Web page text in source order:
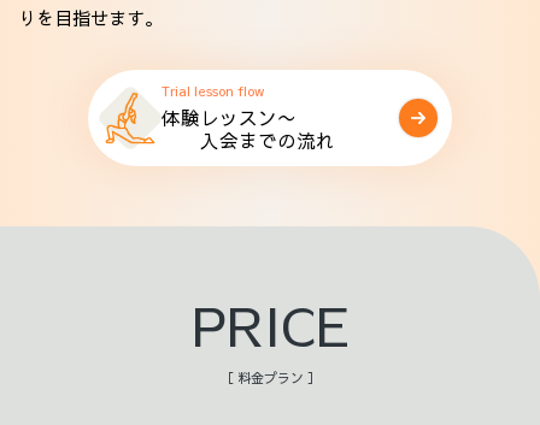
りを目指せます。
Trial lesson flow
体験レッスン〜
入会までの流れ
PRICE
［ 料金プラン ］